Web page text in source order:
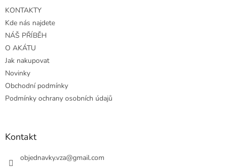
KONTAKTY
Kde nás najdete
NÁŠ PŘÍBĚH
O AKÁTU
Jak nakupovat
Novinky
Obchodní podmínky
Podmínky ochrany osobních údajů
Kontakt
objednavky.vza@gmail.com